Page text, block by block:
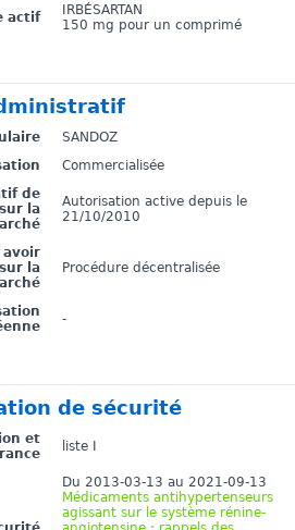
actif
IRBÉSARTAN
150 mg pour un comprimé
SANDOZ
Commercialisée
de
la
Autorisation active depuis le
21/10/2010
avoir
la
Procédure décentralisée
-
de sécurité
et
liste I
Du 2013-03-13 au 2021-09-13
Médicaments antihypertenseurs
agissant sur le système rénine-